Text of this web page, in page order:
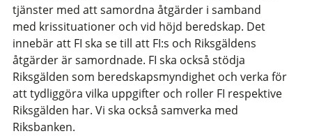
tjänster med att samordna åtgärder i samband
med krissituationer och vid höjd beredskap. Det
innebär att FI ska se till att FI:s och Riksgäldens
åtgärder är samordnade. FI ska också stödja
Riksgälden som beredskapsmyndighet och verka för
att tydliggöra vilka uppgifter och roller FI respektive
Riksgälden har. Vi ska också samverka med
Riksbanken.